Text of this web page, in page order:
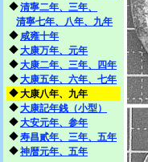
◆清寧二年、三年、
清寧七年、八年、九年
◆ 咸雍十年
◆大康万年、元年
◆大康二年、三年、四年
◆大康五年、六年、七年
◆大康八年、九年
◆大康記年銭（小型）
◆大安元年、参年
◆寿昌貳年、三年、五年
◆神暦元年、五年